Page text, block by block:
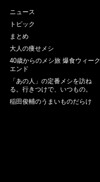
ニュース
トピック
まとめ
大人の痩せメシ
40歳からのメシ旅 爆食ウィーク
エンド
「あの人」の定番メシを訪ね
る。行きつけで、いつもの。
稲田俊輔のうまいものだらけ